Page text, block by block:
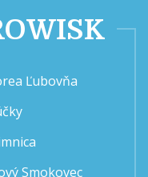
Ľubovňa
Smokovec